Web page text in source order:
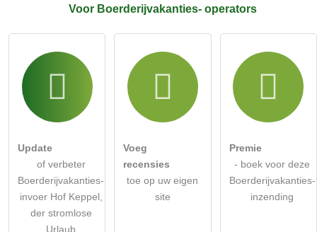
Voor Boerderijvakanties- operators
Update
of verbeter
Boerderijvakanties-
invoer Hof Keppel,
der stromlose
Urlaub
Voeg
recensies
toe op uw eigen
site
Premie
- boek voor deze
Boerderijvakanties-
inzending